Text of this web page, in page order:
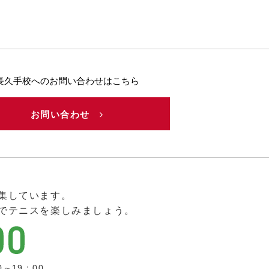
久手校へのお問い合わせはこちら
お問い合わせ
しています。
ニスを楽しみましょう。